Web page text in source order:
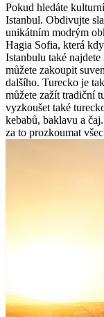
Pokud hledáte
Istanbul. Obdivujte
unikátním modrým
Hagia Sofia, která
Istanbulu také
můžete zakoupit
dalšího. Turecko je
můžete zažít tradiční
vyzkoušet také
kebabů, baklavu a
za to prozkoumat